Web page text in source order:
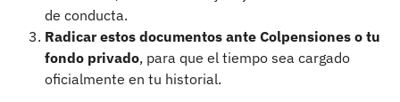
de conducta.
Radicar estos documentos ante Colpensiones o tu
fondo privado, para que el tiempo sea cargado
oficialmente en tu historial.